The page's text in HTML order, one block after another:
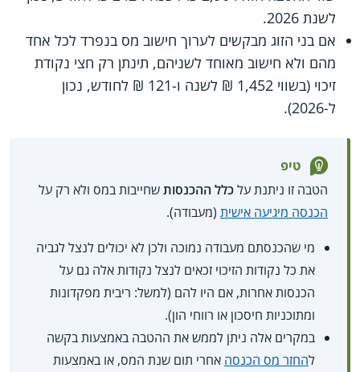
לשנת 2026.
אם בני הזוג מבקשים לערוך חישוב מס בנפרד לכל אחד
מהם ולא חישוב מאוחד לשניהם, תינתן רק חצי נקודת
זיכוי (בשווי 1,452 ₪ לשנה ו-121 ₪ לחודש, נכון
ל-2026).
טיפ
הטבה זו ניתנת עלכלל ההכנסותשחייבות במס ולא רק על
הכנסה מיגיעה אישית (מעבודה).
מי שהכנסתם מעבודה נמוכה ולכן לא יכולים לנצל לגביה
את כל נקודות הזיכוי זכאים לנצל נקודות אלה גם על
הכנסות אחרות, אם היו להם (למשל: ריבית מפקדונות
ומתוכניות חיסכון או רווחי הון).
במקרים אלה ניתן לממש את ההטבה באמצעות בקשה
להחזר מס הכנסה אחרי תום שנת המס, או באמצעות